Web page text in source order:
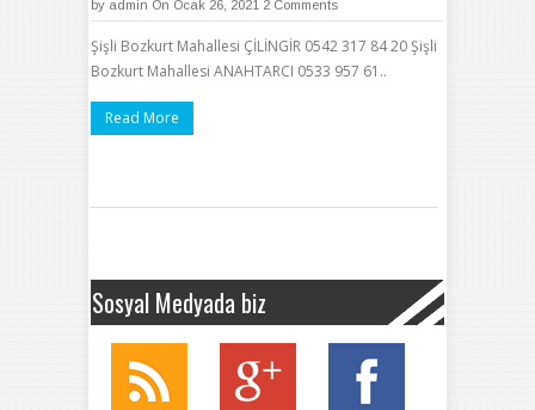
by admin On Ocak 26, 2021 2 Comments
Şişli Bozkurt Mahallesi ÇİLİNGİR 0542 317 84 20 Şişli
Bozkurt Mahallesi ANAHTARCI 0533 957 61..
Read More
Sosyal Medyada biz